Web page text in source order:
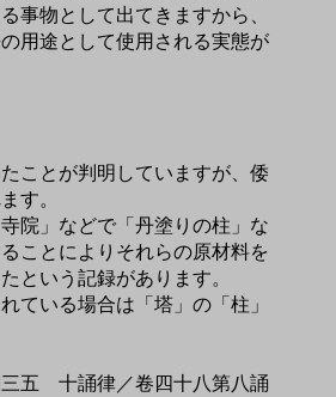
事物として出てきますから、
用途として使用される実態が
ことが判明していますが、倭
ます。
院」などで「丹塗りの柱」な
ことによりそれらの原材料を
という記録があります。
ている場合は「塔」の「柱」
三五 十誦律／卷四十八第八誦